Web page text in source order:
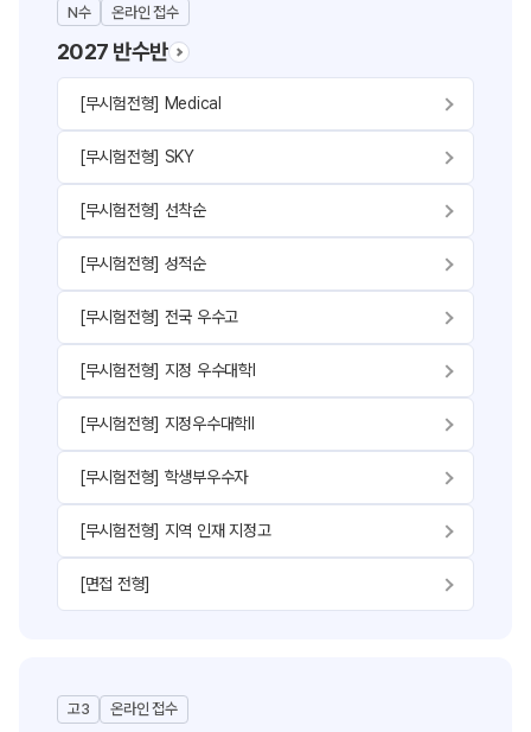
N수 온라인 접수
2027 반수반
[무시험전형] Medical
[무시험전형] SKY
[무시험전형] 선착순
[무시험전형] 성적순
[무시험전형] 전국 우수고
[무시험전형] 지정 우수대학Ⅰ
[무시험전형] 지정우수대학Ⅱ
[무시험전형] 학생부우수자
[무시험전형] 지역 인재 지정고
[면접 전형]
고3 온라인 접수